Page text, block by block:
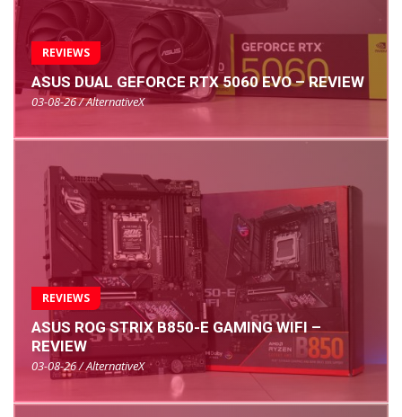
REVIEWS
ASUS DUAL GEFORCE RTX 5060 EVO – REVIEW
03-08-26 / AlternativeX
REVIEWS
ASUS ROG STRIX B850-E GAMING WIFI –
REVIEW
03-08-26 / AlternativeX